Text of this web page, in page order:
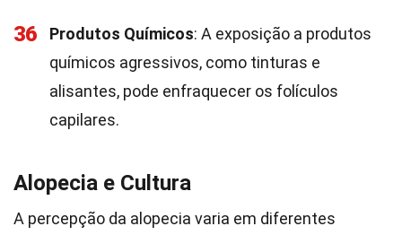
36 Produtos Químicos: A exposição a produtos
químicos agressivos, como tinturas e
alisantes, pode enfraquecer os folículos
capilares.
Alopecia e Cultura
A percepção da alopecia varia em diferentes